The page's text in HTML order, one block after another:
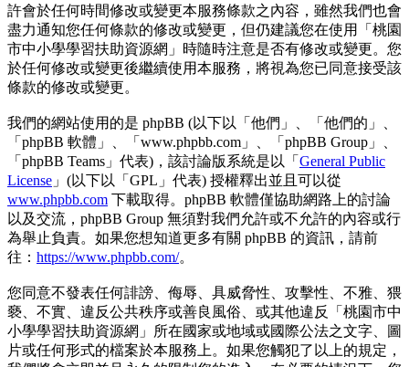
許會於任何時間修改或變更本服務條款之內容，雖然我們也會
盡力通知您任何條款的修改或變更，但仍建議您在使用「桃園
市中小學學習扶助資源網」時隨時注意是否有修改或變更。您
於任何修改或變更後繼續使用本服務，將視為您已同意接受該
條款的修改或變更。
我們的網站使用的是 phpBB (以下以「他們」、「他們的」、
「phpBB 軟體」、「www.phpbb.com」、「phpBB Group」、
「phpBB Teams」代表)，該討論版系統是以「 General Public
License 」(以下以「GPL」代表) 授權釋出並且可以從
www.phpbb.com 下載取得。phpBB 軟體僅協助網路上的討論
以及交流，phpBB Group 無須對我們允許或不允許的內容或行
為舉止負責。如果您想知道更多有關 phpBB 的資訊，請前
往： https://www.phpbb.com/。
您同意不發表任何誹謗、侮辱、具威脅性、攻擊性、不雅、猥
褻、不實、違反公共秩序或善良風俗、或其他違反「桃園市中
小學學習扶助資源網」所在國家或地域或國際公法之文字、圖
片或任何形式的檔案於本服務上。如果您觸犯了以上的規定，